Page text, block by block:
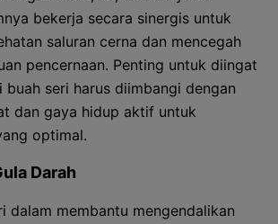
bekerja secara sinergis untuk
saluran cerna dan mencegah
pencernaan. Penting untuk diingat
buah seri harus diimbangi dengan
dan gaya hidup aktif untuk
optimal.
Darah
dalam membantu mengendalikan